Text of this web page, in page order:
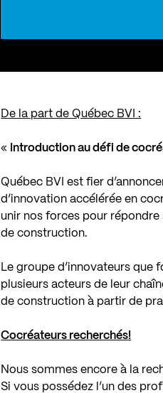
De la part de Québec BVI :
« Introduction au défi de
Québec BVI est fier
d’innovation accélérée en
unir nos forces pour
de construction.
Le groupe d’innovateurs que
plusieurs acteurs de leur
de construction à partir de
Cocréateurs recherchés!
Nous sommes encore à la
Si vous possédez l’un des